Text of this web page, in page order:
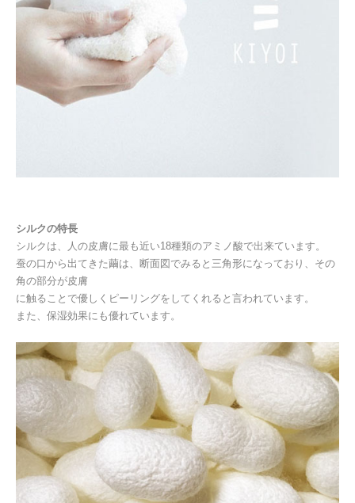
シルクの特長
シルクは、人の皮膚に最も近い18種類のアミノ酸で出来ています。
蚕の口から出てきた繭は、断面図でみると三角形になっており、その
角の部分が皮膚
に触ることで優しくピーリングをしてくれると言われています。
また、保湿効果にも優れています。